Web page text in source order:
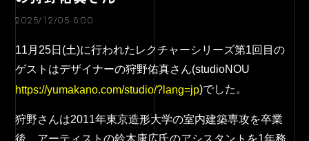
2025/12/05 6:00
11月25日(土)に行われたレクチャーシリーズ第1回目の
ゲストはデザイナーの狩野佑真さん(studioNOU
https://yumakano.com/studio/?lang=jp)でした。
狩野さんは2011年東京造形大学の室内建築専攻を卒業
後、アーティストの鈴木康広氏のアシスタントを1年務